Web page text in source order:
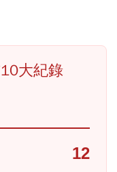
大紀錄
1253